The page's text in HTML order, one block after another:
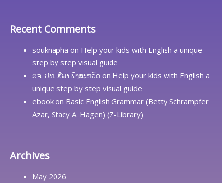
Recent Comments
souknapha on Help your kids with English a unique
step by step visual guide
ອຈ. ປທ. ສີພາ ພົງສະຫວັດ on Help your kids with English a
unique step by step visual guide
ebook on Basic English Grammar (Betty Schrampfer
Azar, Stacy A. Hagen) (Z-Library)
Archives
May 2026